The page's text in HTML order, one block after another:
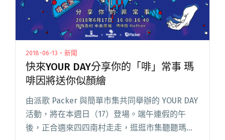
2018-06-13・新聞
快來YOUR DAY分享你的「啡」常事 瑪
啡因將送你似顏繪
由派歌 Packer 與簡單市集共同舉辦的 YOUR DAY
活動，將在本週日（17）登場。端午連假的午
後，正合適來四四南村走走，逛逛市集聽聽瑪啡